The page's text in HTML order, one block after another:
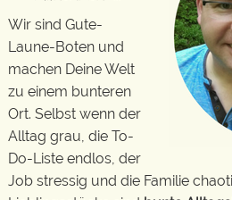
Wir sind Gute-
Laune-Boten und
machen Deine Welt
zu einem bunteren
Ort. Selbst wenn der
Alltag grau, die To-
Do-Liste endlos, der
Job stressig und die Familie